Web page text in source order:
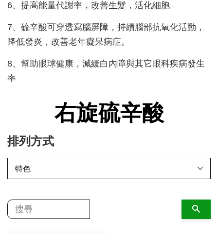
6、提高能量代謝率，改善生髮，活化細胞
7、硫辛酸可穿透寫腦屏障，持續腦部抗氧化活動，
降低發炎，改善老年癡呆病症。
8、幫助眼球健康，減緩白內障與其它眼科疾病發生
率
右旋硫辛酸
排列方式